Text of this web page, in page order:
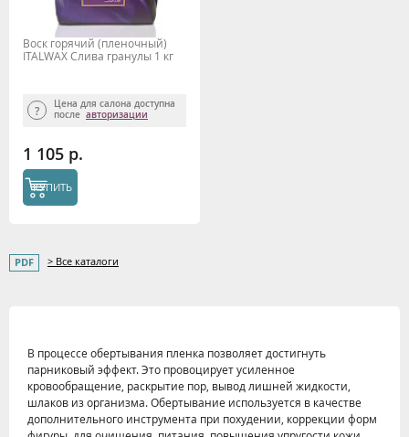
Воск горячий (пленочный)
ITALWAX Слива гранулы 1 кг
Цена для салона доступна
после авторизации
1 105 р.
КУПИТЬ
> Все каталоги
В процессе обертывания пленка позволяет достигнуть
парниковый эффект. Это провоцирует усиленное
кровообращение, раскрытие пор, вывод лишней жидкости,
шлаков из организма. Обертывание используется в качестве
дополнительного инструмента при похудении, коррекции форм